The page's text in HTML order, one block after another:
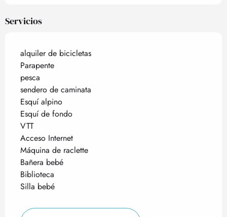
Servicios
alquiler de bicicletas
Parapente
pesca
sendero de caminata
Esquí alpino
Esquí de fondo
VTT
Acceso Internet
Máquina de raclette
Bañera bebé
Biblioteca
Silla bebé